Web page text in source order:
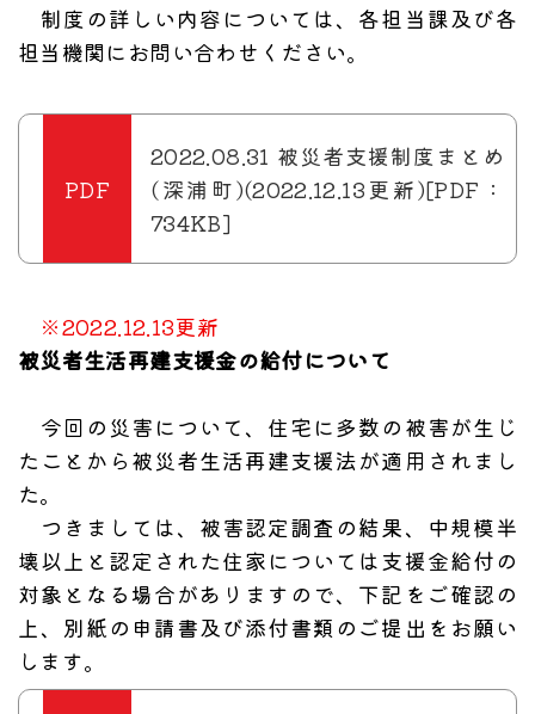
制度の詳しい内容については、各担当課及び各
担当機関にお問い合わせください。
2022.08.31 被災者支援制度まとめ
(深浦町)(2022.12.13更新)[PDF：
734KB]
※2022.12.13更新
被災者生活再建支援金の給付について
今回の災害について、住宅に多数の被害が生じ
たことから被災者生活再建支援法が適用されまし
た。
つきましては、被害認定調査の結果、中規模半
壊以上と認定された住家については支援金給付の
対象となる場合がありますので、下記をご確認の
上、別紙の申請書及び添付書類のご提出をお願い
します。